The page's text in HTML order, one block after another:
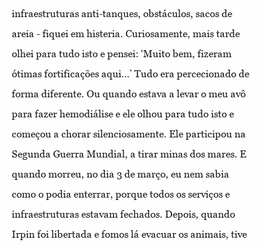
infraestruturas anti-tanques, obstáculos, sacos de
areia - fiquei em histeria. Curiosamente, mais tarde
olhei para tudo isto e pensei: ‘Muito bem, fizeram
ótimas fortificações aqui…’ Tudo era percecionado de
forma diferente. Ou quando estava a levar o meu avô
para fazer hemodiálise e ele olhou para tudo isto e
começou a chorar silenciosamente. Ele participou na
Segunda Guerra Mundial, a tirar minas dos mares. E
quando morreu, no dia 3 de março, eu nem sabia
como o podia enterrar, porque todos os serviços e
infraestruturas estavam fechados. Depois, quando
Irpin foi libertada e fomos lá evacuar os animais, tive